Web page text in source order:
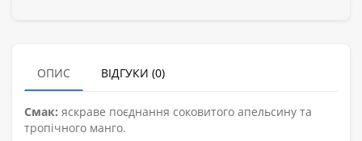
ОПИС ВІДГУКИ (0)
Смак: яскраве поєднання соковитого апельсину та
тропічного манго.